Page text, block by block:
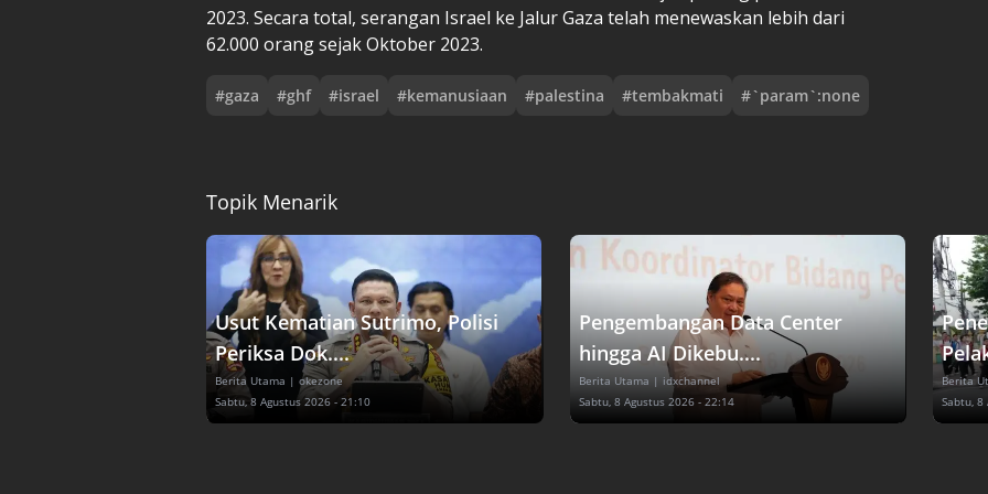
2023. Secara total, serangan Israel ke Jalur Gaza telah menewaskan lebih dari
62.000 orang sejak Oktober 2023.
#gaza #ghf #israel #kemanusiaan #palestina #tembakmati #`param`:none
Topik Menarik
Usut Kematian Sutrimo, Polisi
Periksa Dok....
Berita Utama | okezone
Sabtu, 8 Agustus 2026 - 21:10
Pengembangan Data Center
hingga AI Dikebu....
Berita Utama | idxchannel
Sabtu, 8 Agustus 2026 - 22:14
Berita
Sabtu, 8